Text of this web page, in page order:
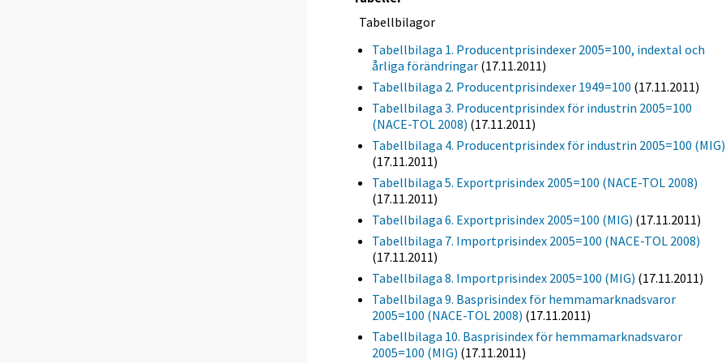
Tabellbilagor
Tabellbilaga 1. Producentprisindexer 2005=100, indextal och
årliga förändringar (17.11.2011)
Tabellbilaga 2. Producentprisindexer 1949=100 (17.11.2011)
Tabellbilaga 3. Producentprisindex för industrin 2005=100
(NACE-TOL 2008) (17.11.2011)
Tabellbilaga 4. Producentprisindex för industrin 2005=100 (MIG)
(17.11.2011)
Tabellbilaga 5. Exportprisindex 2005=100 (NACE-TOL 2008)
(17.11.2011)
Tabellbilaga 6. Exportprisindex 2005=100 (MIG) (17.11.2011)
Tabellbilaga 7. Importprisindex 2005=100 (NACE-TOL 2008)
(17.11.2011)
Tabellbilaga 8. Importprisindex 2005=100 (MIG) (17.11.2011)
Tabellbilaga 9. Basprisindex för hemmamarknadsvaror
2005=100 (NACE-TOL 2008) (17.11.2011)
Tabellbilaga 10. Basprisindex för hemmamarknadsvaror
2005=100 (MIG) (17.11.2011)